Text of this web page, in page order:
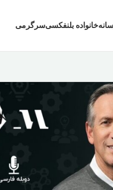
خانواده بلنفکسیسرگرمی